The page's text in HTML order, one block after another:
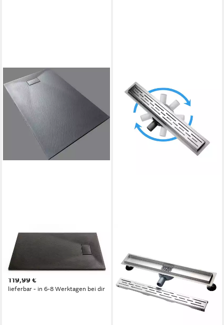
SANOTECHNIK
Duschwanne SMC
Brausetasse, rechteckig, LxB:
100x80cm; schneidbar
119,99 €
lieferbar - in 6-8 Werktagen bei dir